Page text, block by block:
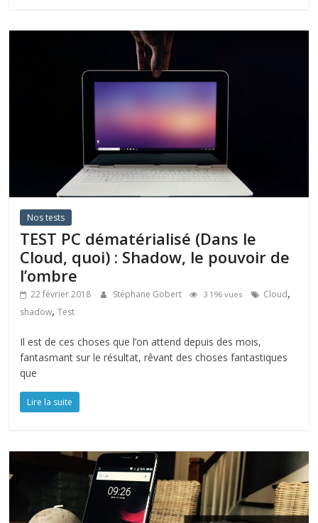
Nos tests
TEST PC dématérialisé (Dans le
Cloud, quoi) : Shadow, le pouvoir de
l’ombre
22 février 2018 Stéphane Gobert 3 196 vues Cloud,
shadow,Test
Il est de ces choses que l’on attend depuis des mois,
fantasmant sur le résultat, rêvant des choses fantastiques
que
Lire la suite